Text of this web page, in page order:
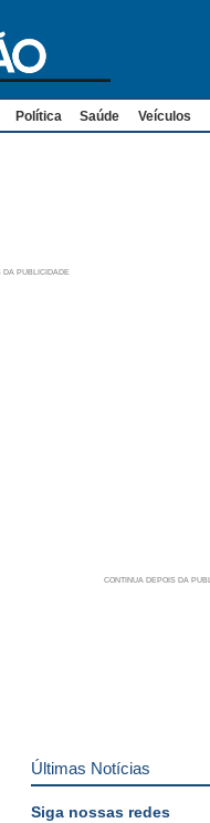
Política Saúde Veículos
Últimas Notícias
Siga nossas redes